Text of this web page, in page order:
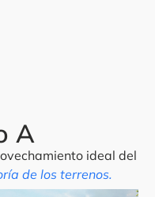
A
ideal del
de los terrenos.